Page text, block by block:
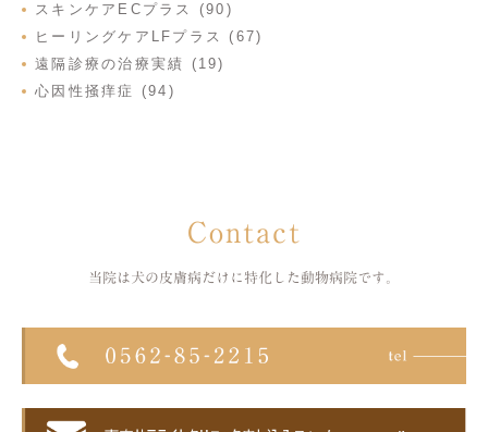
スキンケアECプラス (90)
ヒーリングケアLFプラス (67)
遠隔診療の治療実績 (19)
心因性掻痒症 (94)
Contact
当院は犬の皮膚病だけに特化した 動物病院です。